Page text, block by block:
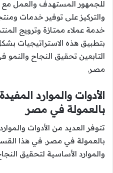
للجمهور المستهدف والعمل مع
والتركيز على توفير خدمات
خدمة عملاء ممتازة وترويج
بتطبيق هذه الاستراتيجيات
التابعين تحقيق النجاح
مصر.
الأدوات والموارد
بالعمولة في مصر
تتوفر العديد من الأدوات
بالعمولة في مصر. في هذا
والموارد الأساسية لتحقيق